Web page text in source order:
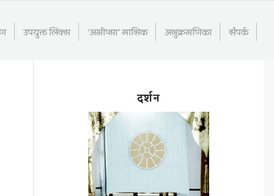
उपयुक्त लिंक्स ‘अभीप्सा’ मासिक अनुक्रमणिका संपर्क
दर्शन